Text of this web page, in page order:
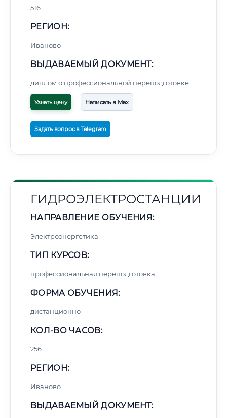
516
РЕГИОН:
Иваново
ВЫДАВАЕМЫЙ ДОКУМЕНТ:
диплом о профессиональной переподготовке
Узнать цену Написать в Max
Задать вопрос в Telegram
ГИДРОЭЛЕКТРОСТАНЦИИ
НАПРАВЛЕНИЕ ОБУЧЕНИЯ:
Электроэнергетика
ТИП КУРСОВ:
профессиональная переподготовка
ФОРМА ОБУЧЕНИЯ:
дистанционно
КОЛ-ВО ЧАСОВ:
256
РЕГИОН:
Иваново
ВЫДАВАЕМЫЙ ДОКУМЕНТ: